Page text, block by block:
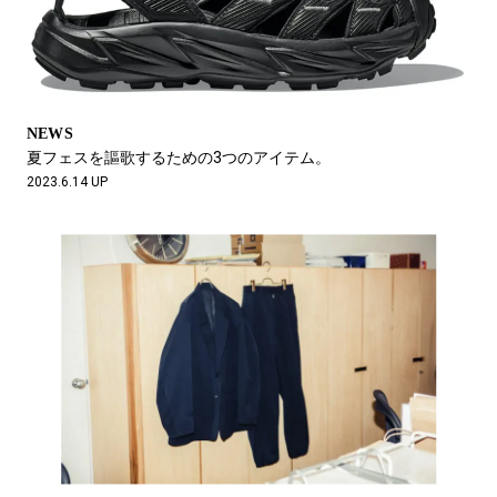
NEWS
夏フェスを謳歌するための3つのアイテム。
2023.6.14 UP